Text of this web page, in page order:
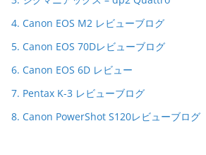
4. Canon EOS M2 レビューブログ
5. Canon EOS 70Dレビューブログ
6. Canon EOS 6D レビュー
7. Pentax K-3 レビューブログ
8. Canon PowerShot S120レビューブログ